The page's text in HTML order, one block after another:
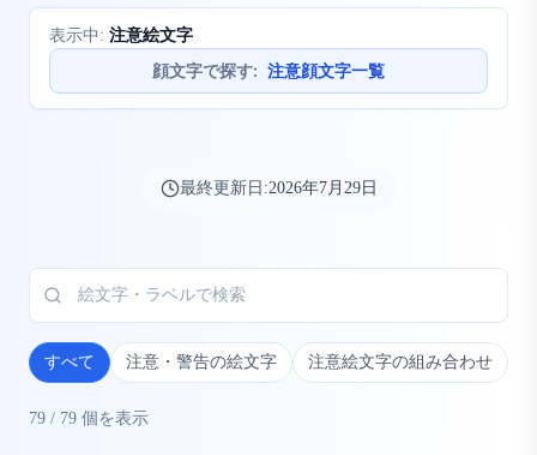
表示中: 注意絵文字
顔文字で探す: 注意顔文字一覧
最終更新日:2026年7月29日
すべて 注意・警告の絵文字 注意絵文字の組み合わせ
79 / 79 個を表示